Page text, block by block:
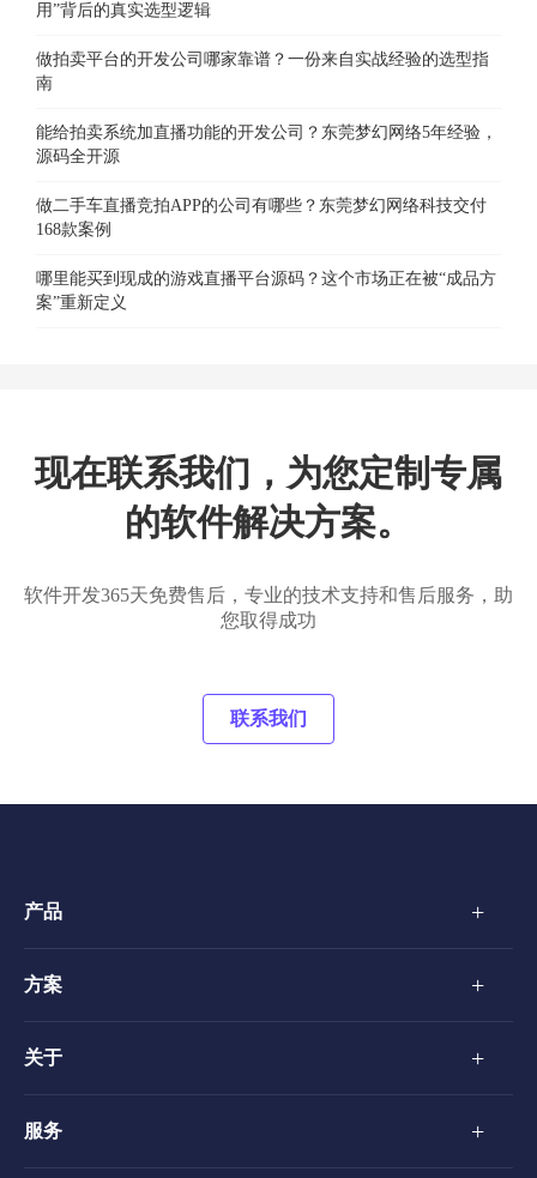
用”背后的真实选型逻辑
做拍卖平台的开发公司哪家靠谱？一份来自实战经验的选型指
南
能给拍卖系统加直播功能的开发公司？东莞梦幻网络5年经验，
源码全开源
做二手车直播竞拍APP的公司有哪些？东莞梦幻网络科技交付
168款案例
哪里能买到现成的游戏直播平台源码？这个市场正在被“成品方
案”重新定义
现在联系我们，为您定制专属
的软件解决方案。
软件开发365天免费售后，专业的技术支持和售后服务，助
您取得成功
联系我们
产品 +
方案 +
关于 +
服务 +